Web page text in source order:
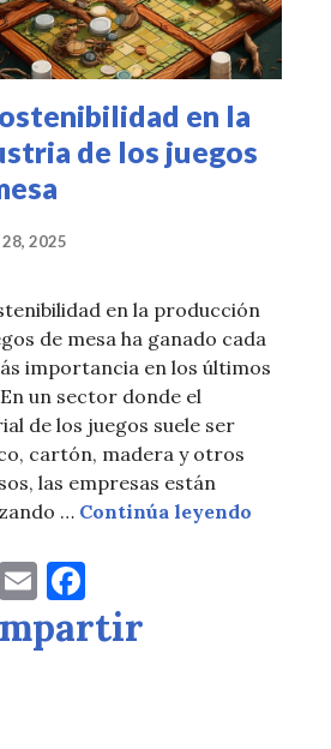
y «campaign games»
en la
de los juegos
28, 2025
en la producción
de mesa ha ganado cada
importancia en los últimos
un sector donde el
de los juegos suele ser
cartón, madera y otros
las empresas están
… Continúa leyendo
T E
m
ai
a
c